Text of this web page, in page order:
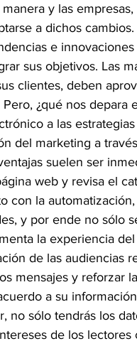
y las empresas,
a dichos cambios.
e
sus objetivos. Las
clientes, deben
¿qué nos depara
a las
del marketing a
suelen ser
web y revisa el
con la
y por ende no sólo
la experiencia del
de las audiencias
mensajes y reforzar
a su
no sólo tendrás los
de los lectores